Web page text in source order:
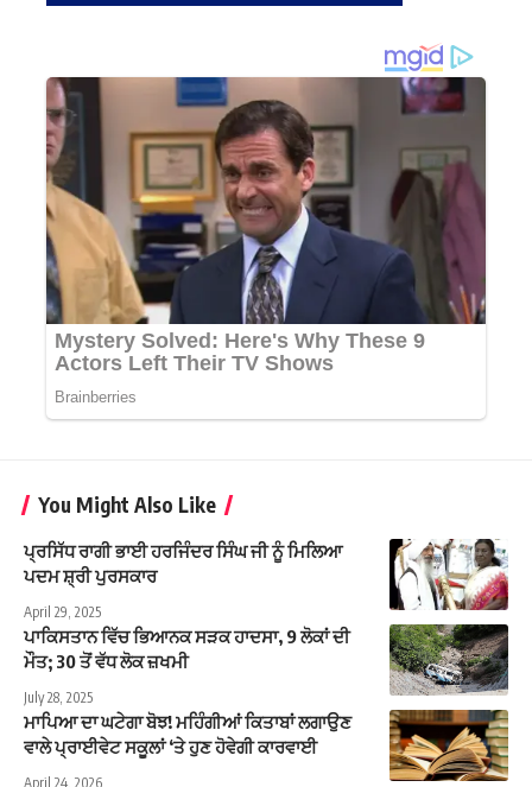
You Might Also Like
ਪ੍ਰਸਿੱਧ ਰਾਗੀ ਭਾਈ ਹਰਜਿੰਦਰ ਸਿੰਘ ਜੀ ਨੂੰ ਮਿਲਿਆ
ਪਦਮ ਸ਼੍ਰੀ ਪੁਰਸਕਾਰ
April 29, 2025
ਪਾਕਿਸਤਾਨ ਵਿੱਚ ਭਿਆਨਕ ਸੜਕ ਹਾਦਸਾ, 9 ਲੋਕਾਂ ਦੀ
ਮੌਤ; 30 ਤੋਂ ਵੱਧ ਲੋਕ ਜ਼ਖਮੀ
July 28, 2025
ਮਾਪਿਆ ਦਾ ਘਟੇਗਾ ਬੋਝ! ਮਹਿੰਗੀਆਂ ਕਿਤਾਬਾਂ ਲਗਾਉਣ
ਵਾਲੇ ਪ੍ਰਾਈਵੇਟ ਸਕੂਲਾਂ ‘ਤੇ ਹੁਣ ਹੋਵੇਗੀ ਕਾਰਵਾਈ
April 24, 2026